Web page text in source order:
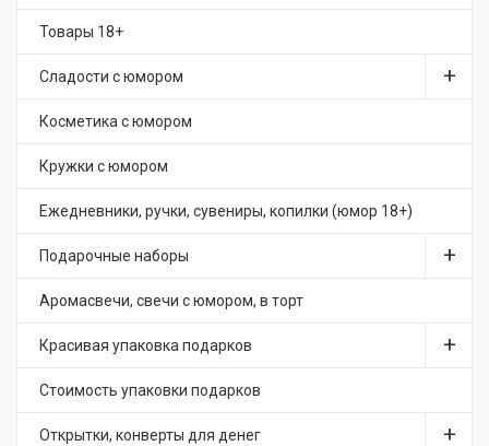
Товары 18+
Сладости с юмором
Косметика с юмором
Кружки с юмором
Ежедневники, ручки, сувениры, копилки (юмор 18+)
Подарочные наборы
Аромасвечи, свечи с юмором, в торт
Красивая упаковка подарков
Стоимость упаковки подарков
Открытки, конверты для денег